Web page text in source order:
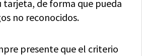
tarjeta, de forma que pueda
no reconocidos.
presente que el criterio